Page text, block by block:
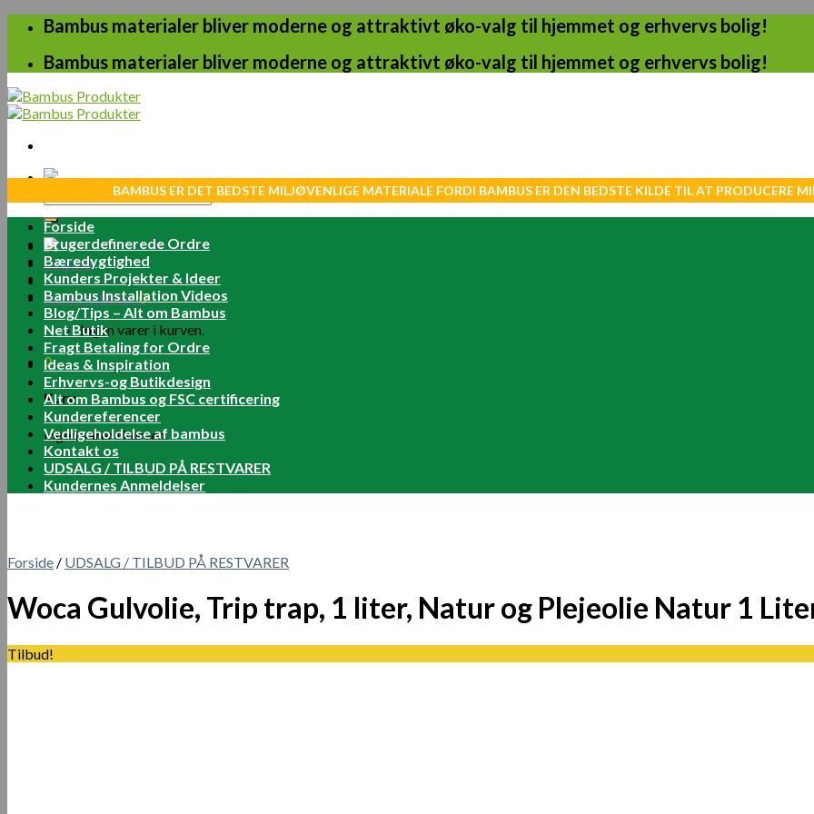
Skip
content
Bambus materialer bliver moderne og attraktivt øko-valg til hjemmet og erhvervs bolig!
Bambus materialer bliver moderne og attraktivt øko-valg til hjemmet og erhvervs bolig!
efter:
Log ind
Kurv /0.00kr.0
Ingen varer i kurven.
0
Kurv
Ingen varer i kurven.
BAMBUS ER DET BEDSTE MILJØVENLIGE MATERIALE FORDI BAMBUS ER DEN BEDSTE KILDE TIL AT
Forside
Brugerdefinerede Ordre
Bæredygtighed
Kunders Projekter & Ideer
Bambus Installation Videos
Blog/Tips – Alt om Bambus
Net Butik
Fragt Betaling for Ordre
Ideas & Inspiration
Erhvervs-og Butikdesign
Alt om Bambus og FSC certificering
Kundereferencer
Vedligeholdelse af bambus
Kontakt os
UDSALG / TILBUD PÅ RESTVARER
Kundernes Anmeldelser
Forside / UDSALG / TILBUD PÅ RESTVARER
Woca Gulvolie, Trip trap, 1 liter, Natur og Plejeolie Natur 1
Tilbud!